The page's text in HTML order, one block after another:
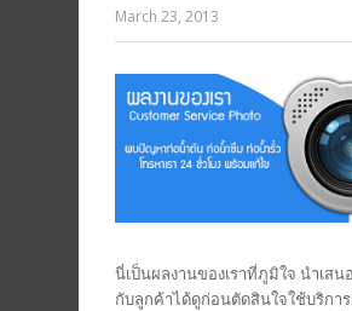
March 23, 2013
นี่เป็นผลงานของเราที่ภูมิใจ นำเสน
กับลูกค้าได้ดูก่อนตัดสินใจใช้บริการ